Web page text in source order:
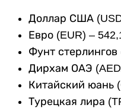
Доллар США
Евро (EUR) –
Фунт стерлингов
Дирхам ОАЭ
Китайский юань
Турецкая лира